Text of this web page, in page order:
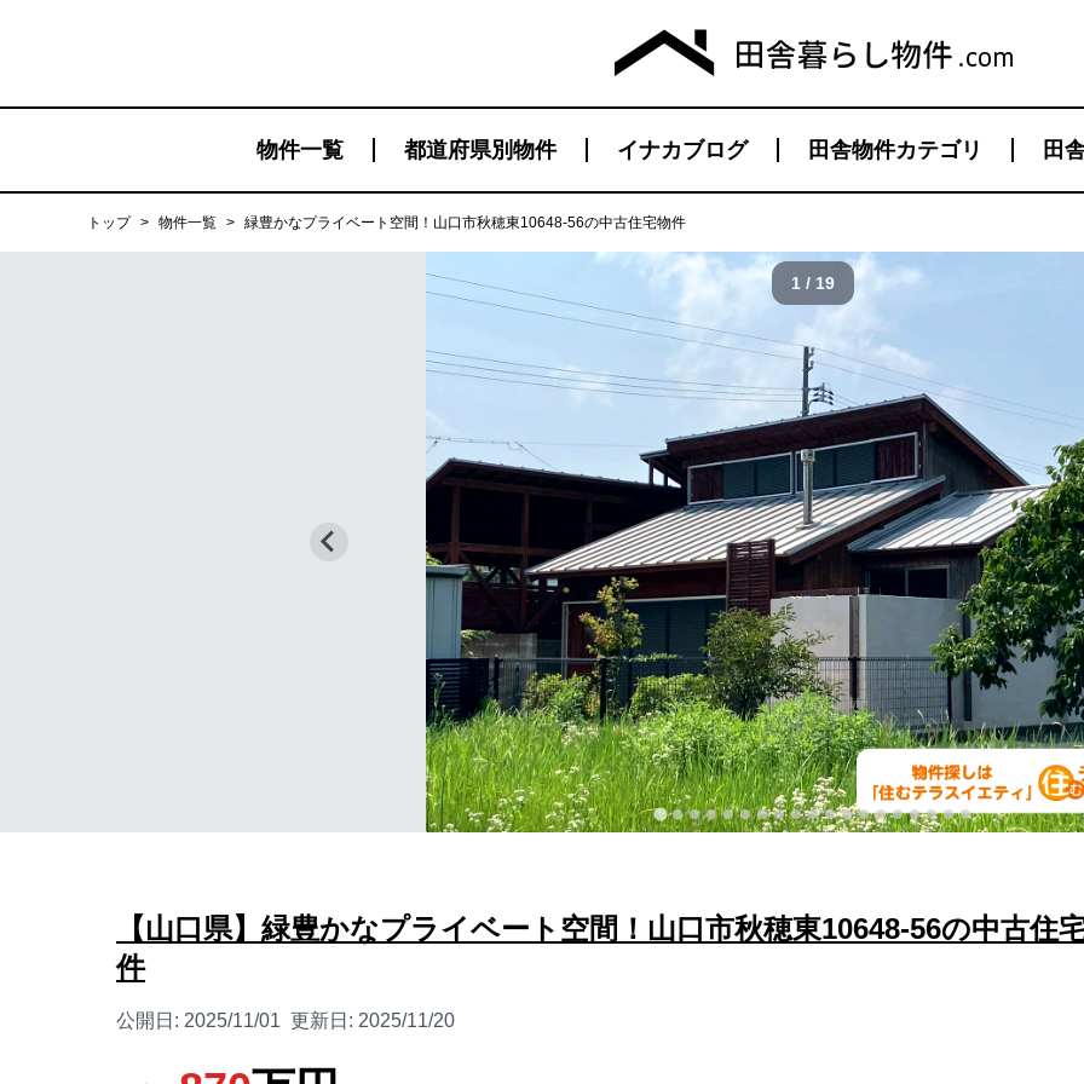
物件一覧 都道府県別物件 イナカブログ 田舎物件カテゴリ 田
トップ > 物件一覧 > 緑豊かなプライベート空間！山口市秋穂東10648-56の中古住宅物件
1 / 19
【山口県】緑豊かなプライベート空間！山口市秋穂東10648-56の中古住
件
公開日: 2025/11/01 更新日: 2025/11/20